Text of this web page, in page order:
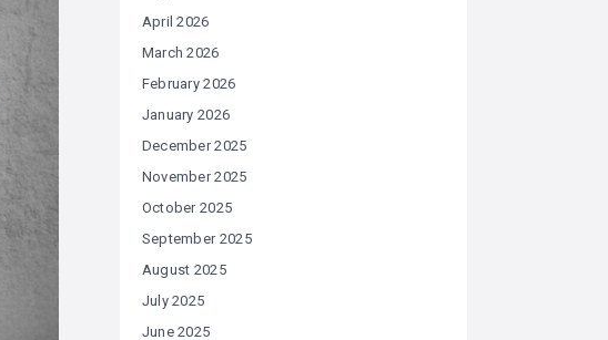
April 2026
March 2026
February 2026
January 2026
December 2025
November 2025
October 2025
September 2025
August 2025
July 2025
June 2025